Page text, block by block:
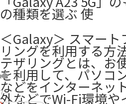
の種類を選ぶ 使
＜Galaxy＞ スマー
リングを利用する方
テザリングとは、お
を利用して、パソコ
などをインターネッ
外などでWi-Fi環境
7